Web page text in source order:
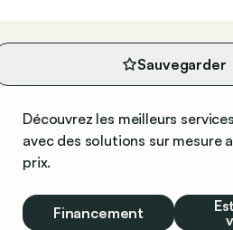
Sauvegarder
Découvrez les meilleurs
avec des solutions sur mesure
prix.
Financement